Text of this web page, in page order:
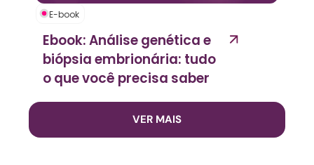
E-book
Ebook: Análise genética e
biópsia embrionária: tudo
o que você precisa saber
VER MAIS